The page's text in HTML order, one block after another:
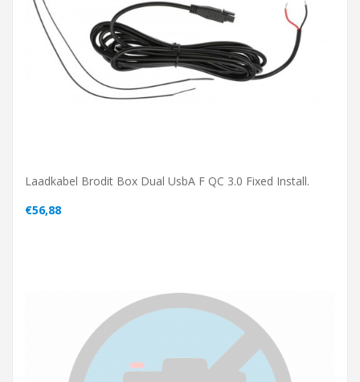
Laadkabel Brodit Box Dual UsbA F QC 3.0 Fixed Install.
€56,88